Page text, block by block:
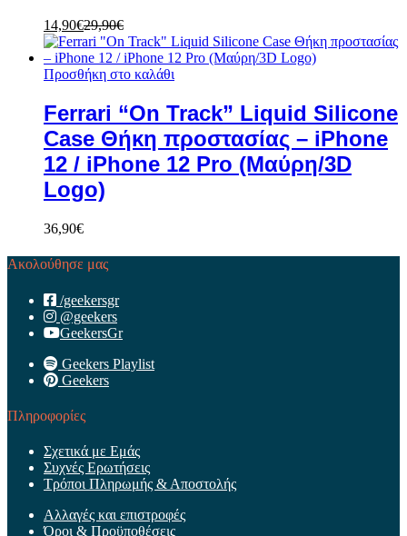
14,90€29,90€
Προσθήκη στο καλάθι
Ferrari “On Track” Liquid Silicone
Case Θήκη προστασίας – iPhone
12 / iPhone 12 Pro (Μαύρη/3D
Logo)
36,90€
Ακολούθησε μας
/geekersgr
@geekers
GeekersGr
Geekers Playlist
Geekers
Πληροφορίες
Σχετικά με Εμάς
Συχνές Ερωτήσεις
Τρόποι Πληρωμής & Αποστολής
Αλλαγές και επιστροφές
Όροι & Προϋποθέσεις